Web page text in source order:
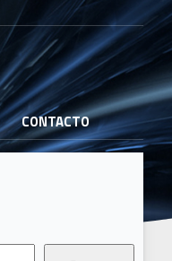
CONTACTO